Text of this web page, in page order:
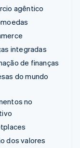
agêntico
integradas
de finanças
do mundo
no
dos valores